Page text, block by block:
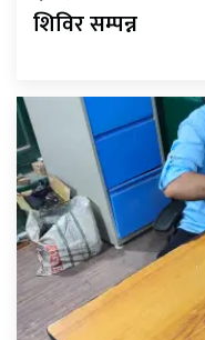
शिविर सम्पन्न